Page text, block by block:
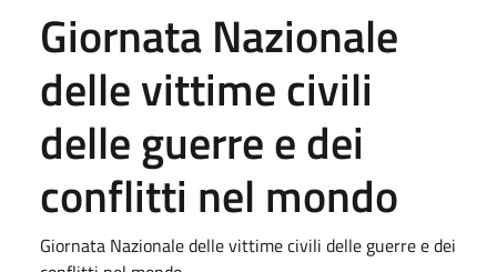
Giornata Nazionale
delle vittime civili
delle guerre e dei
conflitti nel mondo
Giornata Nazionale delle vittime civili delle guerre e dei